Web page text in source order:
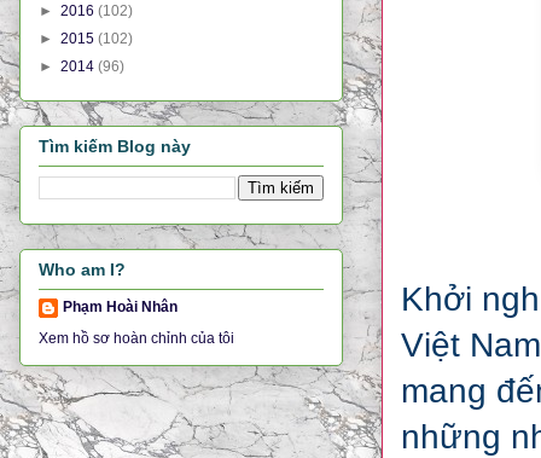
Khởi
Việt
mang
những
► 2016 (102)
► 2015 (102)
► 2014 (96)
Tìm kiếm Blog này
Who am I?
Phạm Hoài Nhân
Xem hồ sơ hoàn chỉnh của tôi